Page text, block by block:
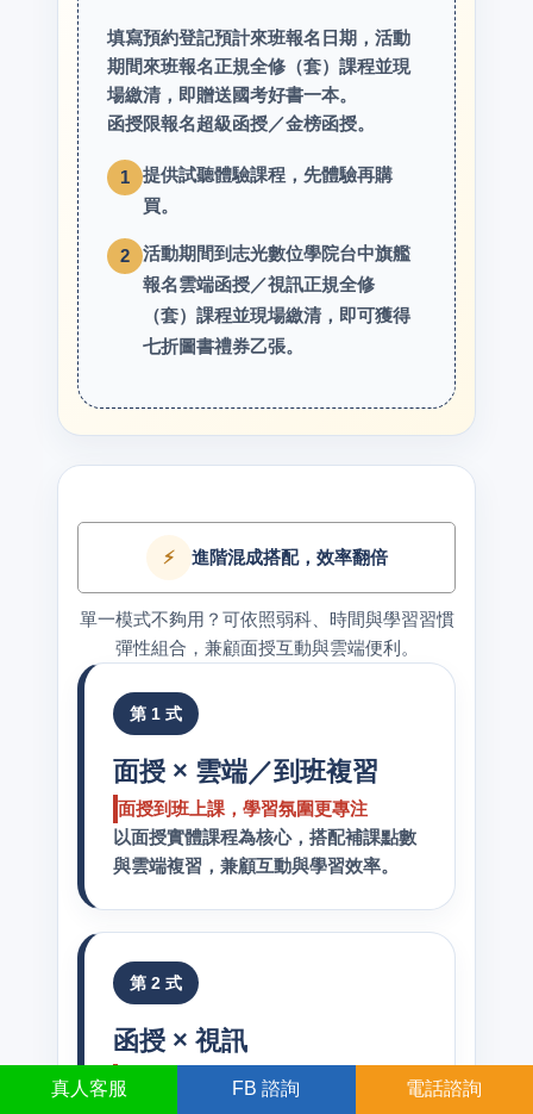
真人 客服 FB 諮詢 電話諮詢
填寫預約登記預計來班報名日期，活動
期間來班報名正規全修（套）課程並現
場繳清，即贈送國考好書一本。
函授限報名超級函授／金榜函授。
1
提供試聽體驗課程，先體驗再購
買。
2
活動期間到志光數位學院台中旗艦
報名雲端函授／視訊正規全修
（套）課程並現場繳清，即可獲得
七折圖書禮券乙張。
⚡ 進階混成搭配，效率翻倍
單一模式不夠用？可依照弱科、時間與學習習慣
彈性組合，兼顧面授互動與雲端便利。
第 1 式
面授 × 雲端／到班複習
面授到班上課，學習氛圍更專注
以面授實體課程為核心，搭配補課點數
與雲端複習，兼顧互動與學習效率。
第 2 式
函授 × 視訊
學習不受限，名師課程隨時上